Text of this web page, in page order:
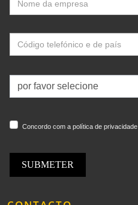
Concordo com a política de privacidade
SUBMETER